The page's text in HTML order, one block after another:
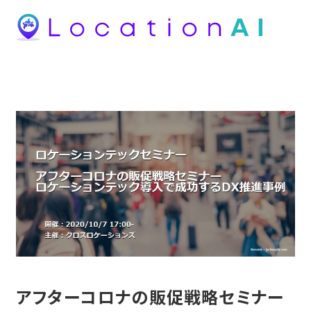
アフターコロナの販促戦略セミナー